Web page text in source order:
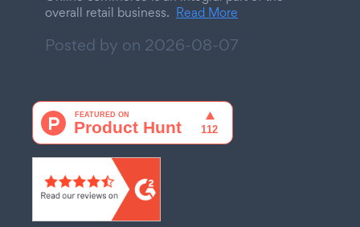
overall retail business. Read More
Posted by on 2026-08-07